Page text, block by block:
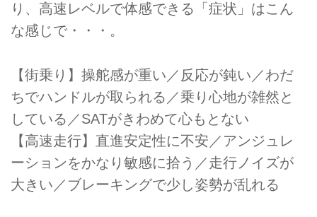
り、高速レベルで体感できる「症状」はこん
な感じで・・・。
【街乗り】操舵感が重い／反応が鈍い／わだ
ちでハンドルが取られる／乗り心地が雑然と
している／SATがきわめて心もとない
【高速走行】直進安定性に不安／アンジュレ
ーションをかなり敏感に拾う／走行ノイズが
大きい／ブレーキングで少し姿勢が乱れる